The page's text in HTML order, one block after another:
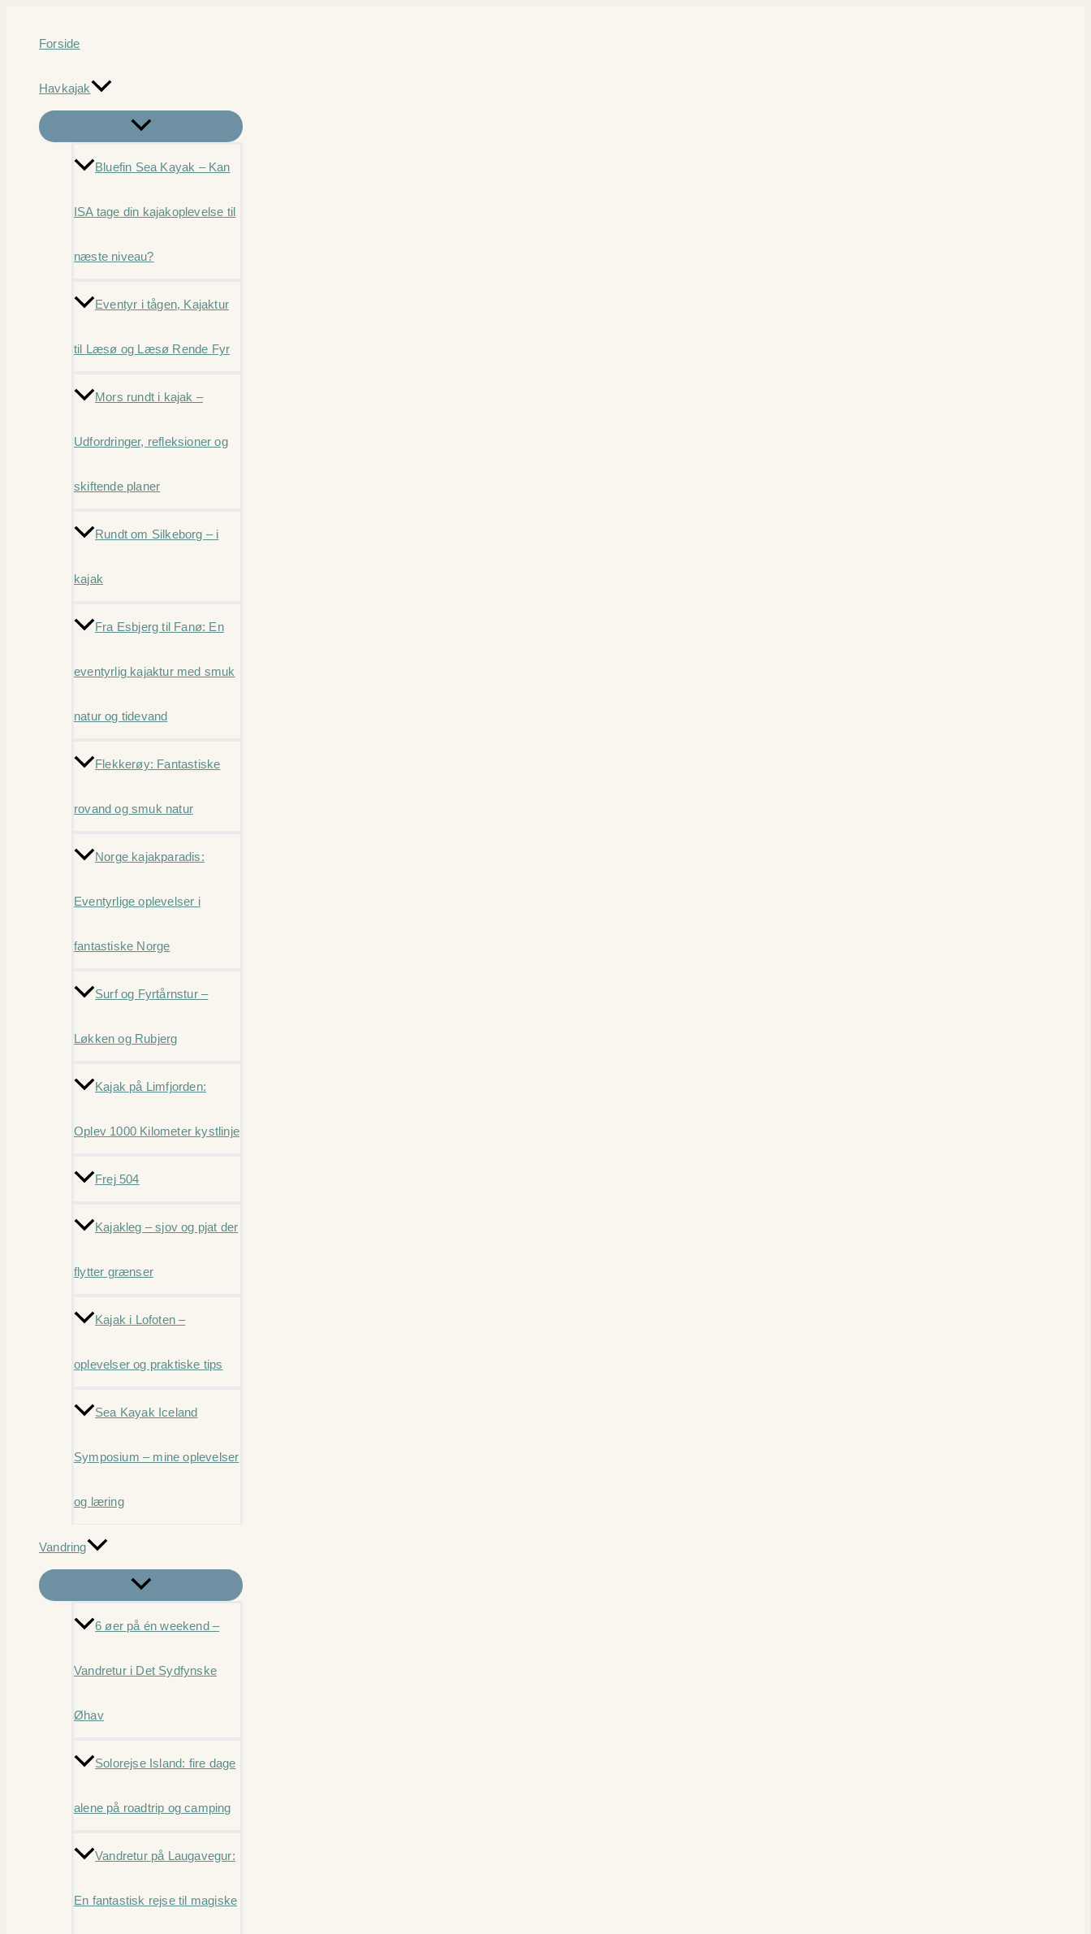
Forside
Havkajak
Bluefin Sea Kayak – Kan
ISA tage din kajakoplevelse til
næste niveau?
Eventyr i tågen, Kajaktur
til Læsø og Læsø Rende Fyr
Mors rundt i kajak –
Udfordringer, refleksioner og
skiftende planer
Rundt om Silkeborg – i
kajak
Fra Esbjerg til Fanø: En
eventyrlig kajaktur med smuk
natur og tidevand
Flekkerøy: Fantastiske
rovand og smuk natur
Norge kajakparadis:
Eventyrlige oplevelser i
fantastiske Norge
Surf og Fyrtårnstur –
Løkken og Rubjerg
Kajak på Limfjorden:
Oplev 1000 Kilometer kystlinje
Frej 504
Kajakleg – sjov og pjat der
flytter grænser
Kajak i Lofoten –
oplevelser og praktiske tips
Sea Kayak Iceland
Symposium – mine oplevelser
og læring
Vandring
6 øer på én weekend –
Vandretur i Det Sydfynske
Øhav
Solorejse Island: fire dage
alene på roadtrip og camping
Vandretur på Laugavegur:
En fantastisk rejse til magiske